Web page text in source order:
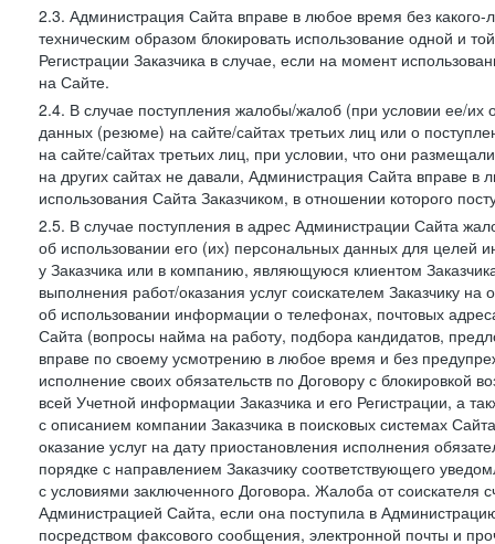
2.3. Администрация Сайта вправе в любое время без
техническим образом блокировать использование одной и
Регистрации Заказчика в случае, если на момент
на Сайте.
2.4. В случае поступления жалобы/жалоб (при условии ее/их
данных (резюме) на сайте/сайтах третьих лиц или о
на сайте/сайтах третьих лиц, при условии, что они
на других сайтах не давали, Администрация Сайта вправе в
использования Сайта Заказчиком, в отношении которого
2.5. В случае поступления в адрес Администрации Сайта
об использовании его (их) персональных данных для целей
у Заказчика или в компанию, являющуюся клиентом
выполнения работ/оказания услуг соискателем Заказчику
об использовании информации о телефонах, почтовых
Сайта (вопросы найма на работу, подбора кандидатов,
вправе по своему усмотрению в любое время и без
исполнение своих обязательств по Договору с блокировкой
всей Учетной информации Заказчика и его Регистрации, а
с описанием компании Заказчика в поисковых системах
оказание услуг на дату приостановления исполнения
порядке с направлением Заказчику соответствующего
с условиями заключенного Договора. Жалоба от
Администрацией Сайта, если она поступила в
посредством факсового сообщения, электронной почты и